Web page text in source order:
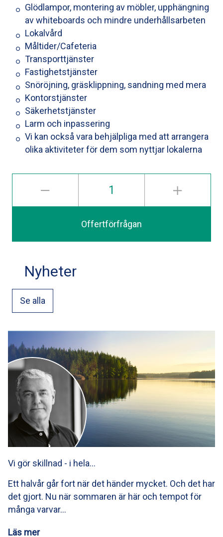
Glödlampor, montering av möbler, upphängning
av whiteboards och mindre underhållsarbeten
Lokalvård
Måltider/Cafeteria
Transporttjänster
Fastighetstjänster
Snöröjning, gräsklippning, sandning med mera
Kontorstjänster
Säkerhetstjänster
Larm och inpassering
Vi kan också vara behjälpliga med att arrangera
olika aktiviteter för dem som nyttjar lokalerna
Offertförfrågan
Nyheter
Se alla
Vi gör skillnad - i hela…
Ett halvår går fort när det händer mycket. Och det har
det gjort. Nu när sommaren är här och tempot för
många varvar…
Läs mer